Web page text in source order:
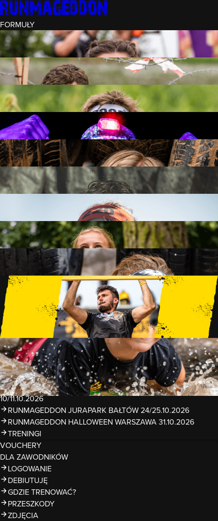
FORMUŁY
INTRO (¼)
15 PRZESZKÓD
3 KM+
REKRUT (½)
30 PRZESZKÓD
6 KM+
RUNMAGEDDON
50 PRZESZKÓD
12 KM+
NOCNY REKRUT (½)
30 PRZESZKÓD
6 KM+
INTRO U-16
15 PRZESZKÓD
3 KM+
RUNMAGEDDON HARDCORE
70 PRZESZKÓD
21 KM+
42 KM+
FAMILY
15 PRZESZKÓD
2 KM+
KIDS
15 PRZESZKÓD
1 KM+
TRENINGI
WYDARZENIA
RUNMAGEDDON LUBLIN ZALEW ZEMBORZYCKI
22/23.08.2026
RUNMAGEDDON ERGO ARENA GDAŃSK/SOPOT
12/13.09.2026
RUNMAGEDDON KIDS: DEMO WARSZAWA 24/26.09.2026
RUNMAGEDDON WROCŁAW KOPALNIA ROLANTOWICE
26/27.09.2026
RUNMAGEDDON WARSZAWA TWIERDZA MODLIN
10/11.10.2026
RUNMAGEDDON JURAPARK BAŁTÓW 24/25.10.2026
RUNMAGEDDON HALLOWEEN WARSZAWA 31.10.2026
TRENINGI
VOUCHERY
DLA ZAWODNIKÓW
LOGOWANIE
DEBIUTUJĘ
GDZIE TRENOWAĆ?
PRZESZKODY
ZDJĘCIA